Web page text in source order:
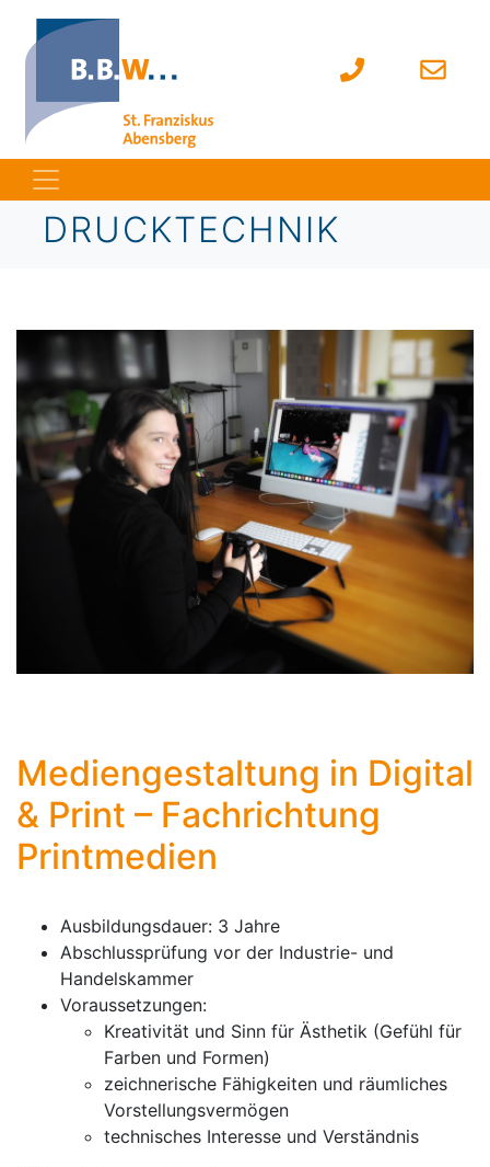
DRUCKTECHNIK
Mediengestaltung in Digital
& Print – Fachrichtung
Printmedien
Ausbildungsdauer: 3 Jahre
Abschlussprüfung vor der Industrie- und
Handelskammer
Voraussetzungen:
Kreativität und Sinn für Ästhetik (Gefühl für
Farben und Formen)
zeichnerische Fähigkeiten und räumliches
Vorstellungsvermögen
technisches Interesse und Verständnis